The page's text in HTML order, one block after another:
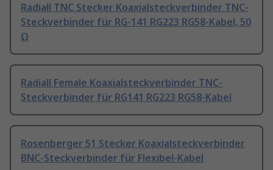
Radiall TNC Stecker Koaxialsteckverbinder TNC-
Steckverbinder für RG-141 RG223 RG58-Kabel, 50
Ω
Radiall Female Koaxialsteckverbinder TNC-
Steckverbinder für RG141 RG223 RG58-Kabel
Rosenberger 51 Stecker Koaxialsteckverbinder
BNC-Steckverbinder für Flexibel-Kabel